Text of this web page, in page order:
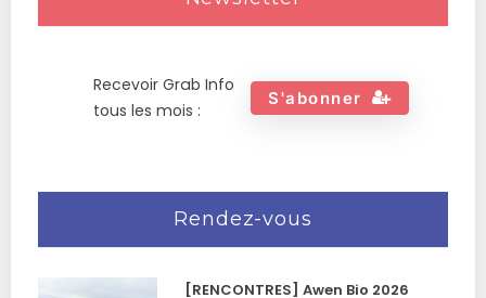
Recevoir Grab Info
tous les mois :
S'abonner
Rendez-vous
[RENCONTRES] Awen Bio 2026